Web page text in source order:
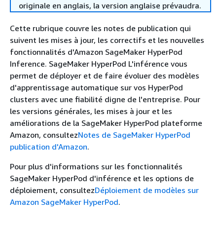
originale en anglais, la version anglaise prévaudra.
Cette rubrique couvre les notes de publication qui
suivent les mises à jour, les correctifs et les nouvelles
fonctionnalités d'Amazon SageMaker HyperPod
Inference. SageMaker HyperPod L'inférence vous
permet de déployer et de faire évoluer des modèles
d'apprentissage automatique sur vos HyperPod
clusters avec une fiabilité digne de l'entreprise. Pour
les versions générales, les mises à jour et les
améliorations de la SageMaker HyperPod plateforme
Amazon, consultezNotes de SageMaker HyperPod
publication d'Amazon.
Pour plus d'informations sur les fonctionnalités
SageMaker HyperPod d'inférence et les options de
déploiement, consultezDéploiement de modèles sur
Amazon SageMaker HyperPod.